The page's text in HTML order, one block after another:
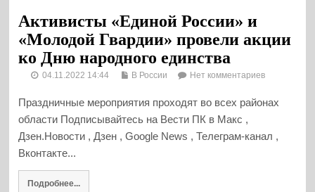
Активисты «Единой России» и
«Молодой Гвардии» провели акции
ко Дню народного единства
04.11.2022 14:44 В России Нет комментариев
Праздничные мероприятия проходят во всех районах
области Подписывайтесь на Вести ПК в Макс ,
Дзен.Новости , Дзен , Google News , Телеграм-канал ,
Вконтакте...
Подробнее...